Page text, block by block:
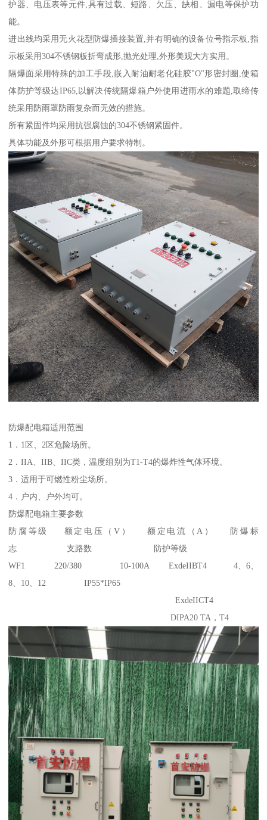
护器、电压表等元件,具有过载、短路、欠压、缺相、漏电等保护功
能。
进出线均采用无火花型防爆插接装置,并有明确的设备位号指示板,指
示板采用304不锈钢板折弯成形,抛光处理,外形美观大方实用。
隔爆面采用特殊的加工手段,嵌入耐油耐老化硅胶"O"形密封圈,使箱
体防护等级达IP65,以解决传统隔爆箱户外使用进雨水的难题,取缔传
统采用防雨罩防雨复杂而无效的措施。
所有紧固件均采用抗强腐蚀的304不锈钢紧固件。
具体功能及外形可根据用户要求特制。
防爆配电箱适用范围
1．1区、2区危险场所。
2．IIA、IIB、IIC类，温度组别为T1-T4的爆炸性气体环境。
3．适用于可燃性粉尘场所。
4．户内、户外均可。
防爆配电箱主要参数
防腐等级 额定电压（V） 额定电流（A） 防爆标
志 支路数 防护等级
WF1 220/380 10-100A ExdeIIBT4 4、6、
8、10、12 IP55*IP65
ExdeIICT4
DIPA20 TA，T4